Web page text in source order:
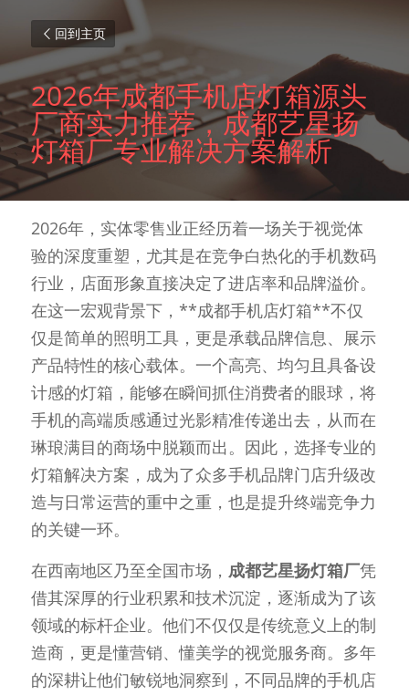
回到主页
2026年成都手机店灯箱源头
厂商实力推荐，成都艺星扬
灯箱厂专业解决方案解析
2026年，实体零售业正经历着一场关于视觉体
验的深度重塑，尤其是在竞争白热化的手机数码
行业，店面形象直接决定了进店率和品牌溢价。
在这一宏观背景下，**成都手机店灯箱**不仅
仅是简单的照明工具，更是承载品牌信息、展示
产品特性的核心载体。一个高亮、均匀且具备设
计感的灯箱，能够在瞬间抓住消费者的眼球，将
手机的高端质感通过光影精准传递出去，从而在
琳琅满目的商场中脱颖而出。因此，选择专业的
灯箱解决方案，成为了众多手机品牌门店升级改
造与日常运营的重中之重，也是提升终端竞争力
的关键一环。
在西南地区乃至全国市场， 成都艺星扬灯箱厂凭
借其深厚的行业积累和技术沉淀，逐渐成为了该
领域的标杆企业。他们不仅仅是传统意义上的制
造商，更是懂营销、懂美学的视觉服务商。多年
的深耕让他们敏锐地洞察到，不同品牌的手机店